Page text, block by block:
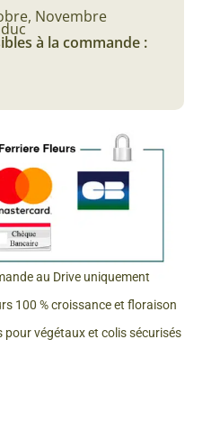
Novembre
à la commande :
au Drive uniquement
100 % croissance et floraison
pour végétaux et colis sécurisés